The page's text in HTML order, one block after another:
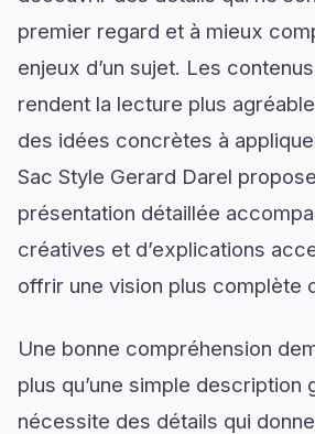
premier regard et à mieux
enjeux d’un sujet. Les
rendent la lecture plus
des idées concrètes à
Sac Style Gerard Darel
présentation détaillée
créatives et d’explications
offrir une vision plus complète
Une bonne compréhension
plus qu’une simple description
nécessite des détails qui